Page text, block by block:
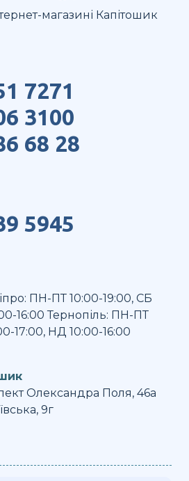
магазині Капітошик
7271
3100
68 28
5945
ПН-ПТ 10:00-19:00, СБ
16:00 Тернопіль: ПН-ПТ
17:00, НД 10:00-16:00
Олександра Поля, 46а
9г